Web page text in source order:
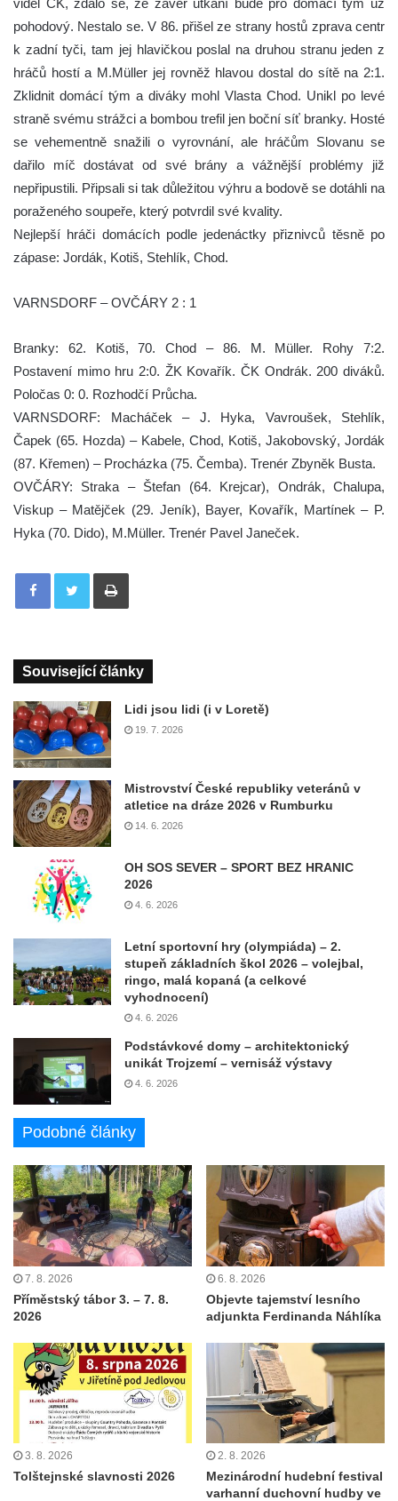
viděl ČK, zdalo se, že závěr utkání bude pro domácí tým už
pohodový. Nestalo se. V 86. přišel ze strany hostů zprava centr
k zadní tyči, tam jej hlavičkou poslal na druhou stranu jeden z
hráčů hostí a M.Müller jej rovněž hlavou dostal do sítě na 2:1.
Zklidnit domácí tým a diváky mohl Vlasta Chod. Unikl po levé
straně svému strážci a bombou trefil jen boční síť branky. Hosté
se vehementně snažili o vyrovnání, ale hráčům Slovanu se
dařilo míč dostávat od své brány a vážnější problémy již
nepřipustili. Připsali si tak důležitou výhru a bodově se dotáhli na
poraženého soupeře, který potvrdil své kvality.
Nejlepší hráči domácích podle jedenáctky přiznivců těsně po
zápase: Jordák, Kotiš, Stehlík, Chod.
VARNSDORF – OVČÁRY 2 : 1
Branky: 62. Kotiš, 70. Chod – 86. M. Müller. Rohy 7:2.
Postavení mimo hru 2:0. ŽK Kovařík. ČK Ondrák. 200 diváků.
Poločas 0: 0. Rozhodčí Průcha.
VARNSDORF: Macháček – J. Hyka, Vavroušek, Stehlík,
Čapek (65. Hozda) – Kabele, Chod, Kotiš, Jakobovský, Jordák
(87. Křemen) – Procházka (75. Čemba). Trenér Zbyněk Busta.
OVČÁRY: Straka – Štefan (64. Krejcar), Ondrák, Chalupa,
Viskup – Matějček (29. Jeník), Bayer, Kovařík, Martínek – P.
Hyka (70. Dido), M.Müller. Trenér Pavel Janeček.
Tisknout
Související články
Lidi jsou lidi (i v Loretě)
19. 7. 2026
Mistrovství České republiky veteránů v
atletice na dráze 2026 v Rumburku
14. 6. 2026
OH SOS SEVER – SPORT BEZ HRANIC
2026
4. 6. 2026
Letní sportovní hry (olympiáda) – 2.
stupeň základních škol 2026 – volejbal,
ringo, malá kopaná (a celkové
vyhodnocení)
4. 6. 2026
Podstávkové domy – architektonický
unikát Trojzemí – vernisáž výstavy
4. 6. 2026
Podobné články
7. 8. 2026
Příměstský tábor 3. – 7. 8.
2026
6. 8. 2026
Objevte tajemství lesního
adjunkta Ferdinanda Náhlíka
3. 8. 2026
Tolštejnské slavnosti 2026
2. 8. 2026
Mezinárodní hudební festival
varhanní duchovní hudby ve